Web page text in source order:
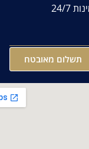
24/7
תשלום מאובטח